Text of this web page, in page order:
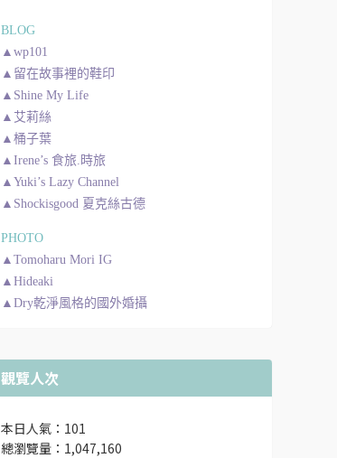
BLOG
▲wp101
▲留在故事裡的鞋印
▲Shine My Life
▲艾莉絲
▲桶子葉
▲Irene’s 食旅.時旅
▲Yuki’s Lazy Channel
▲Shockisgood 夏克絲古德
PHOTO
▲Tomoharu Mori IG
▲Hideaki
▲Dry乾淨風格的國外婚攝
觀覽人次
本日人氣：101
總瀏覽量：1,047,160